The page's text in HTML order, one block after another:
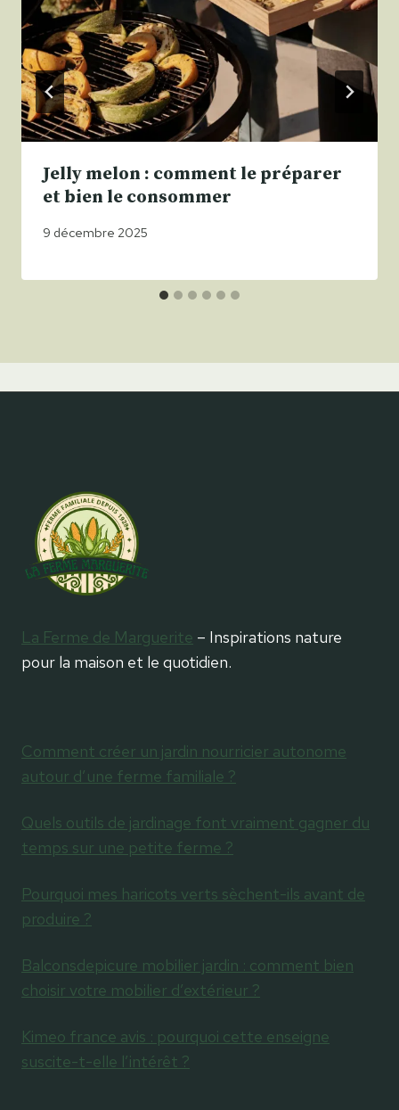
Jelly melon : comment le préparer
et bien le consommer
9 décembre 2025
La Ferme de Marguerite – Inspirations nature
pour la maison et le quotidien.
Comment créer un jardin nourricier autonome
autour d’une ferme familiale ?
Quels outils de jardinage font vraiment gagner du
temps sur une petite ferme ?
Pourquoi mes haricots verts sèchent-ils avant de
produire ?
Balconsdepicure mobilier jardin : comment bien
choisir votre mobilier d’extérieur ?
Kimeo france avis : pourquoi cette enseigne
suscite-t-elle l’intérêt ?